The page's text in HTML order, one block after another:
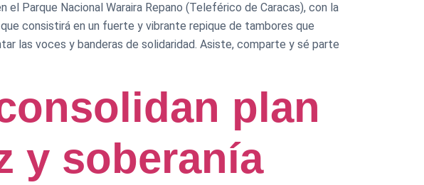
Parque Nacional Waraira Repano (Teleférico de Caracas), con la
consistirá en un fuerte y vibrante repique de tambores que
las voces y banderas de solidaridad. Asiste, comparte y sé parte
plan
y soberanía